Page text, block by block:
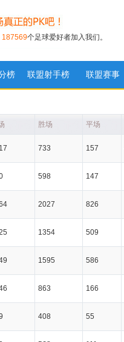
187569个足球爱好者加入我们。
榜 联盟射手榜 联盟赛事
胜场 平场
733 157
598 147
2027 826
1354 509
1595 586
863 166
408 55